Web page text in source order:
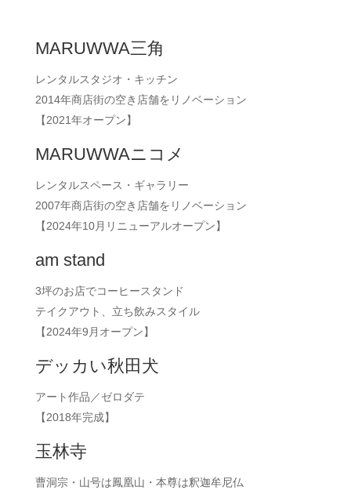
MARUWWA三角
レンタルスタジオ・キッチン
2014年商店街の空き店舗をリノベーション
【2021年オープン】
MARUWWAニコメ
レンタルスペース・ギャラリー
2007年商店街の空き店舗をリノベーション
【2024年10月リニューアルオープン】
am stand
3坪のお店でコーヒースタンド
テイクアウト、立ち飲みスタイル
【2024年9月オープン】
デッカい秋田犬
アート作品／ゼロダテ
【2018年完成】
玉林寺
曹洞宗・山号は鳳凰山・本尊は釈迦牟尼仏